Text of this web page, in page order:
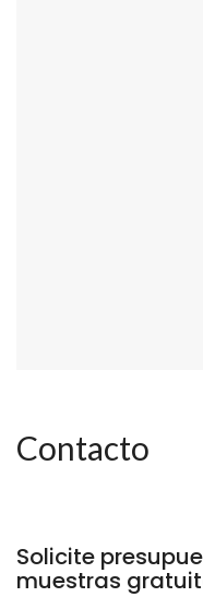
Contacto
Solicite
muestras